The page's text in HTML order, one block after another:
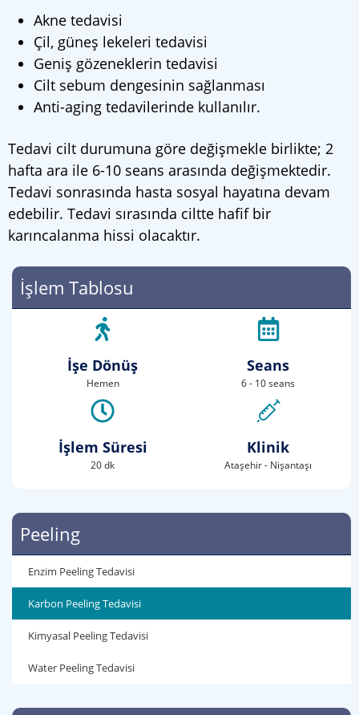
Akne tedavisi
Çil, güneş lekeleri tedavisi
Geniş gözeneklerin tedavisi
Cilt sebum dengesinin sağlanması
Anti-aging tedavilerinde kullanılır.
Tedavi cilt durumuna göre değişmekle birlikte; 2
hafta ara ile 6-10 seans arasında değişmektedir.
Tedavi sonrasında hasta sosyal hayatına devam
edebilir. Tedavi sırasında ciltte hafif bir
karıncalanma hissi olacaktır.
İşlem Tablosu
İşe Dönüş
Hemen
İşlem Süresi
20 dk
Seans
6 - 10 seans
Klinik
Ataşehir - Nişantaşı
Peeling
Enzim Peeling Tedavisi
Karbon Peeling Tedavisi
Kimyasal Peeling Tedavisi
Water Peeling Tedavisi